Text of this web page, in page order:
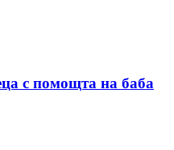
с помощта на баба